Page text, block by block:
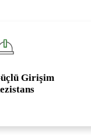
Girişim